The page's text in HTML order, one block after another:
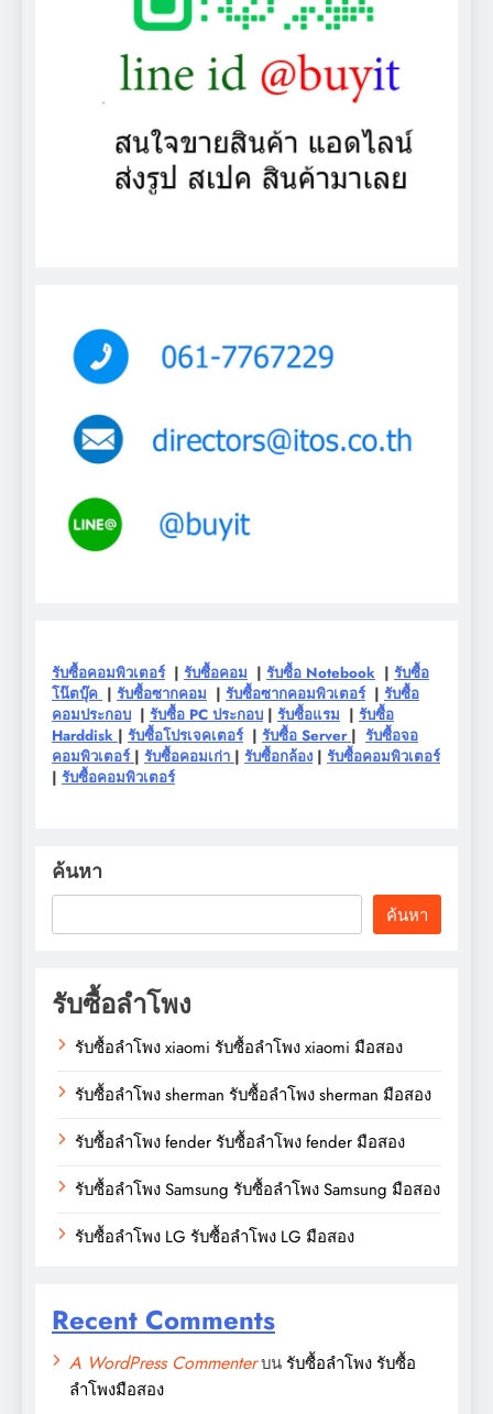
รับซื้อคอมพิวเตอร์| รับซื้อคอม | รับซื้อ Notebook | รับซื้อ
โน๊ตบุ๊ค | รับซื้อซากคอม | รับซื้อซากคอมพิวเตอร์| รับซื้อ
คอมประกอบ | รับซื้อ PC ประกอบ | รับซื้อแรม | รับซื้อ
Harddisk | รับซื้อโปรเจคเตอร์| รับซื้อ Server | รับซื้อจอ
คอมพิวเตอร์ | รับซื้อคอมเก่า | รับซื้อกล้อง | รับซื้อคอมพิวเตอร์
| รับซื้อคอมพิวเตอร์
ค้นหา
ค้นหา
รับซื้อลำโพง
รับซื้อลำโพง xiaomi รับซื้อลำโพง xiaomi มือสอง
รับซื้อลำโพง sherman รับซื้อลำโพง sherman มือสอง
รับซื้อลำโพง fender รับซื้อลำโพง fender มือสอง
รับซื้อลำโพง Samsung รับซื้อลำโพง Samsung มือสอง
รับซื้อลำโพง LG รับซื้อลำโพง LG มือสอง
Recent Comments
A WordPress Commenterบน รับซื้อลำโพง รับซื้อ
ลำโพงมือสอง